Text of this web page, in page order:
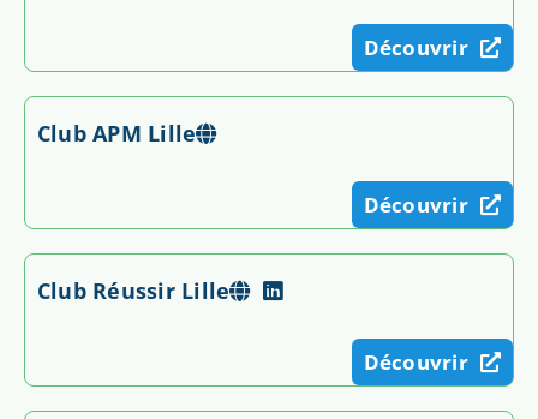
Découvrir
Club APM Lille
Découvrir
Club Réussir Lille
Découvrir